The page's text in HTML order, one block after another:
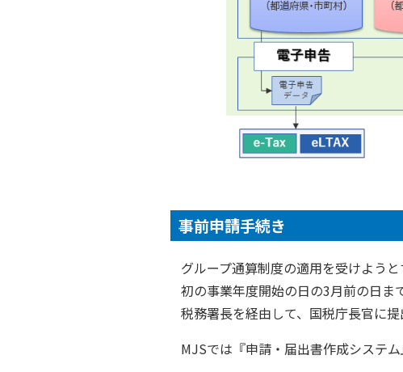
事前申請手続き
グループ通算制度の適用を受けよう
初の事業年度開始の日の3月前の日
税務署長を経由して、国税庁長官に提
MJSでは『申請・届出書作成システ